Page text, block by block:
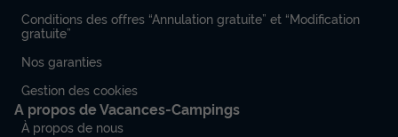
Conditions des offres “Annulation gratuite” et “Modification
gratuite”
Nos garanties
Gestion des cookies
A propos de Vacances-Campings
À propos de nous